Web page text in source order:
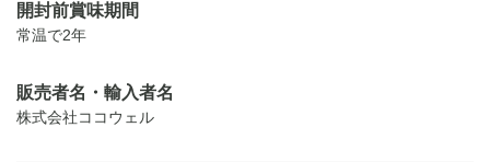
開封前賞味期間
常温で2年
販売者名・輸入者名
株式会社ココウェル